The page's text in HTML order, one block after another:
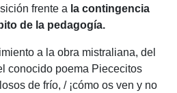
frente a la contingencia
de la pedagogía.
a la obra mistraliana, del
conocido poema Piececitos
de frío, / ¡cómo os ven y no